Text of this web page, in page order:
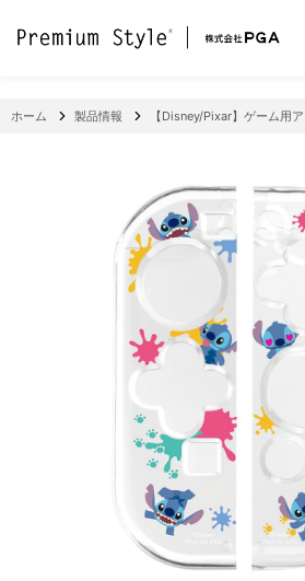
ホーム 製品情報 【Disney/Pixar】ゲーム用